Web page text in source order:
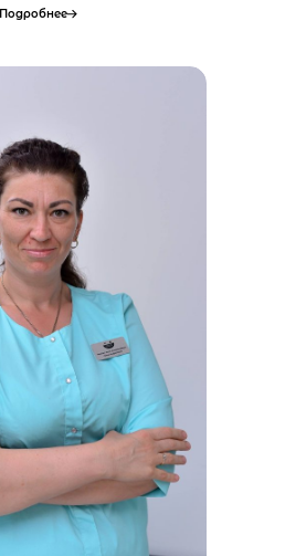
Подробнее